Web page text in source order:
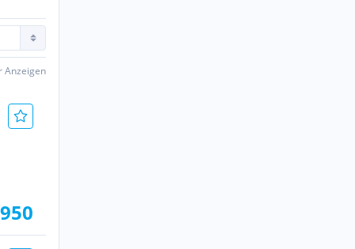
Anzeigen